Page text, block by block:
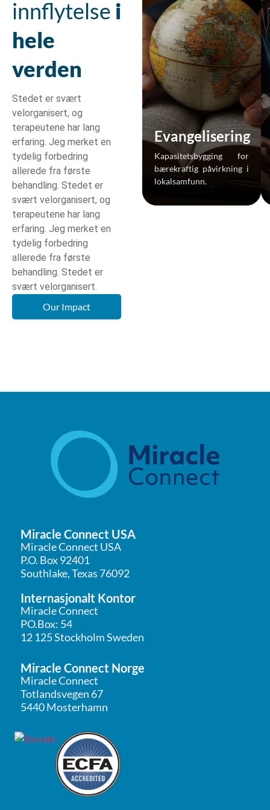
innflytelse i
hele
verden
Stedet er svært
velorganisert, og
terapeutene har lang
erfaring. Jeg merket en
tydelig forbedring
allerede fra første
behandling. Stedet er
svært velorganisert, og
terapeutene har lang
erfaring. Jeg merket en
tydelig forbedring
allerede fra første
behandling. Stedet er
svært velorganisert.
Our Impact
Evangelisering
Kapasitetsbygging for
bærekraftig påvirkning i
lokalsamfunn.
Miracle Connect USA
Miracle Connect USA
P.O. Box 92401
Southlake, Texas 76092
Internasjonalt Kontor
Miracle Connect
PO.Box: 54
12 125 Stockholm Sweden
Miracle Connect Norge
Miracle Connect
Totlandsvegen 67
5440 Mosterhamn